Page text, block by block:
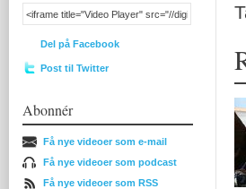
Del på Facebook
Post til Twitter
Abonnér
Få nye videoer som e-mail
Få nye videoer som podcast
Få nye videoer som RSS